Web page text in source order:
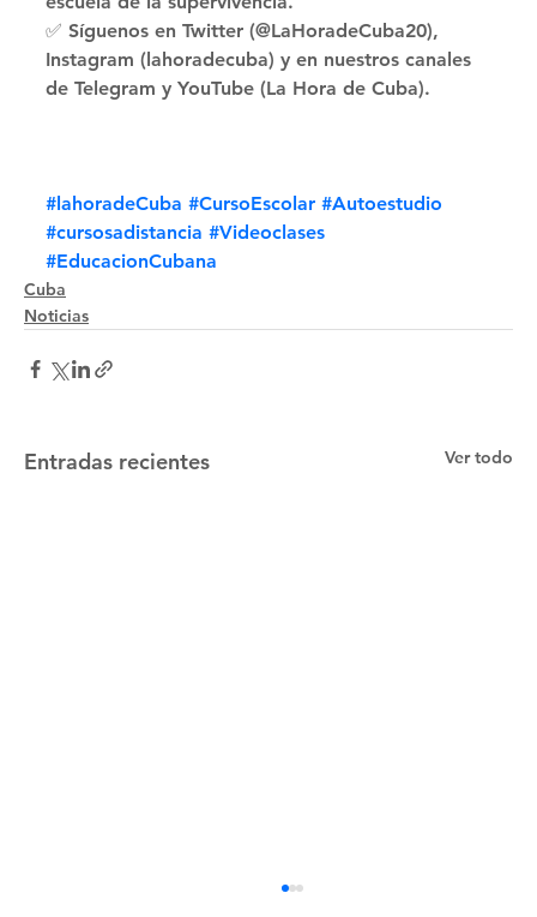
✅ Síguenos en Twitter (@LaHoradeCuba20),
Instagram (lahoradecuba) y en nuestros canales
de Telegram y YouTube (La Hora de Cuba).
#lahoradeCuba #CursoEscolar #Autoestudio
#cursosadistancia #Videoclases
#EducacionCubana
Cuba
Noticias
Entradas recientes Ver todo